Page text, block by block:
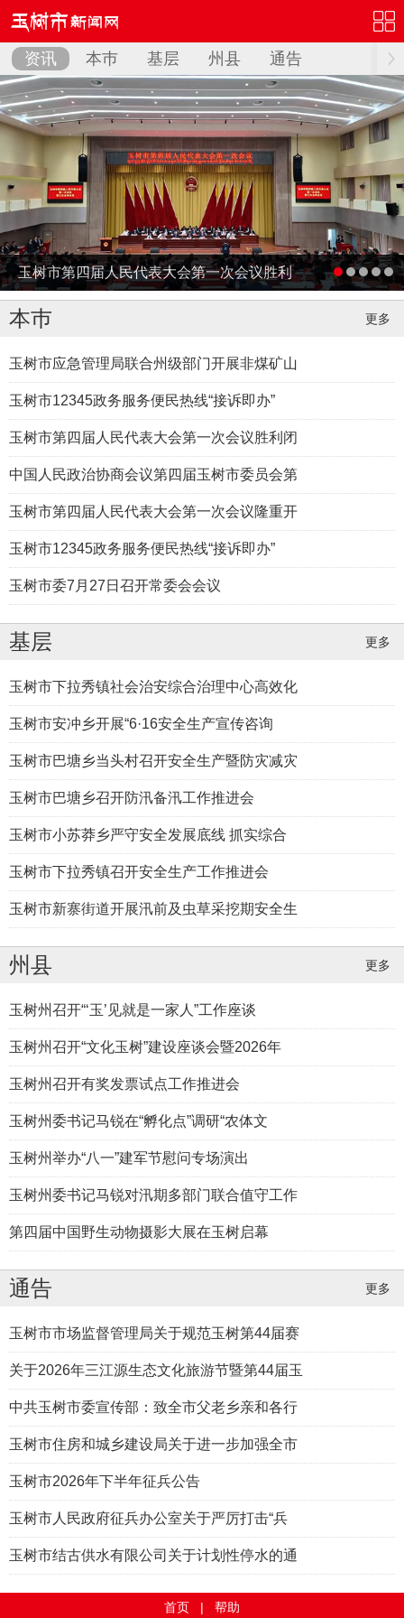
资讯 本巿 基层 州县 通告
玉树市第四届人民代表大会第一次会议胜利
闭幕
本巿 更多
玉树市应急管理局联合州级部门开展非煤矿山
玉树市12345政务服务便民热线“接诉即办”
玉树市第四届人民代表大会第一次会议胜利闭
中国人民政治协商会议第四届玉树市委员会第
玉树市第四届人民代表大会第一次会议隆重开
玉树市12345政务服务便民热线“接诉即办”
玉树市委7月27日召开常委会会议
基层 更多
玉树市下拉秀镇社会治安综合治理中心高效化
玉树市安冲乡开展“6·16安全生产宣传咨询
玉树市巴塘乡当头村召开安全生产暨防灾减灾
玉树市巴塘乡召开防汛备汛工作推进会
玉树市小苏莽乡严守安全发展底线 抓实综合
玉树市下拉秀镇召开安全生产工作推进会
玉树市新寨街道开展汛前及虫草采挖期安全生
州县 更多
玉树州召开“‘玉’见就是一家人”工作座谈
玉树州召开“文化玉树”建设座谈会暨2026年
玉树州召开有奖发票试点工作推进会
玉树州委书记马锐在“孵化点”调研“农体文
玉树州举办“八一”建军节慰问专场演出
玉树州委书记马锐对汛期多部门联合值守工作
第四届中国野生动物摄影大展在玉树启幕
通告 更多
玉树市市场监督管理局关于规范玉树第44届赛
关于2026年三江源生态文化旅游节暨第44届玉
中共玉树市委宣传部：致全市父老乡亲和各行
玉树市住房和城乡建设局关于进一步加强全市
玉树市2026年下半年征兵公告
玉树市人民政府征兵办公室关于严厉打击“兵
玉树市结古供水有限公司关于计划性停水的通
首页 | 帮助